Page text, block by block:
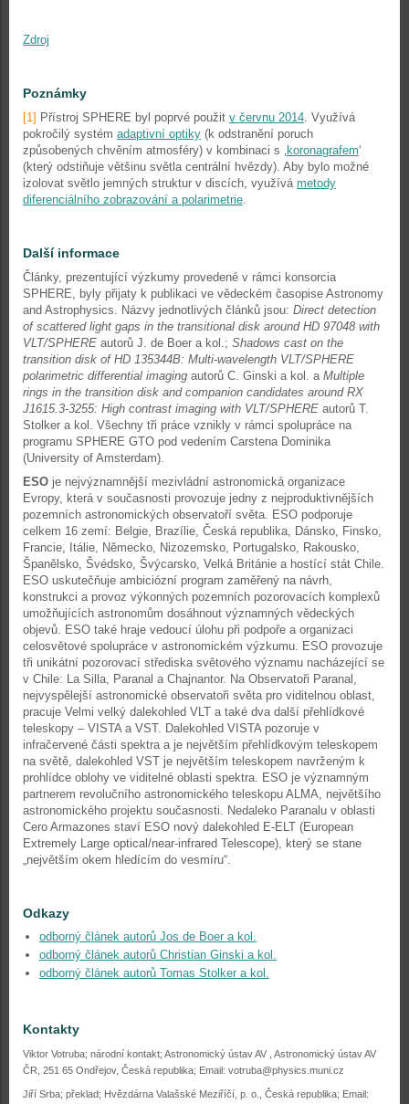
Zdroj
Poznámky
[1] Přístroj SPHERE byl poprvé použit v červnu 2014. Využívá
pokročilý systém adaptivní optiky (k odstranění poruch
způsobených chvěním atmosféry) v kombinaci s ‚ koronagrafem‘
(který odstiňuje většinu světla centrální hvězdy). Aby bylo možné
izolovat světlo jemných struktur v discích, využívá metody
diferenciálního zobrazování a polarimetrie.
Další informace
Články, prezentující výzkumy provedené v rámci konsorcia
SPHERE, byly přijaty k publikaci ve vědeckém časopise Astronomy
and Astrophysics. Názvy jednotlivých článků jsou: Direct detection
of scattered light gaps in the transitional disk around HD 97048 with
VLT/SPHERE autorů J. de Boer a kol.; Shadows cast on the
transition disk of HD 135344B: Multi-wavelength VLT/SPHERE
polarimetric differential imaging autorů C. Ginski a kol. a Multiple
rings in the transition disk and companion candidates around RX
J1615.3-3255: High contrast imaging with VLT/SPHERE autorů T.
Stolker a kol. Všechny tři práce vznikly v rámci spolupráce na
programu SPHERE GTO pod vedením Carstena Dominika
(University of Amsterdam).
ESO je nejvýznamnější mezivládní astronomická organizace
Evropy, která v současnosti provozuje jedny z nejproduktivnějších
pozemních astronomických observatoří světa. ESO podporuje
celkem 16 zemí: Belgie, Brazílie, Česká republika, Dánsko, Finsko,
Francie, Itálie, Německo, Nizozemsko, Portugalsko, Rakousko,
Španělsko, Švédsko, Švýcarsko, Velká Británie a hostící stát Chile.
ESO uskutečňuje ambiciózní program zaměřený na návrh,
konstrukci a provoz výkonných pozemních pozorovacích komplexů
umožňujících astronomům dosáhnout významných vědeckých
objevů. ESO také hraje vedoucí úlohu při podpoře a organizaci
celosvětové spolupráce v astronomickém výzkumu. ESO provozuje
tři unikátní pozorovací střediska světového významu nacházející se
v Chile: La Silla, Paranal a Chajnantor. Na Observatoři Paranal,
nejvyspělejší astronomické observatoři světa pro viditelnou oblast,
pracuje Velmi velký dalekohled VLT a také dva další přehlídkové
teleskopy – VISTA a VST. Dalekohled VISTA pozoruje v
infračervené části spektra a je největším přehlídkovým teleskopem
na světě, dalekohled VST je největším teleskopem navrženým k
prohlídce oblohy ve viditelné oblasti spektra. ESO je významným
partnerem revolučního astronomického teleskopu ALMA, největšího
astronomického projektu současnosti. Nedaleko Paranalu v oblasti
Cero Armazones staví ESO nový dalekohled E-ELT (European
Extremely Large optical/near-infrared Telescope), který se stane
„největším okem hledícím do vesmíru“.
Odkazy
odborný článek autorů Jos de Boer a kol.
odborný článek autorů Christian Ginski a kol.
odborný článek autorů Tomas Stolker a kol.
Kontakty
Viktor Votruba; národní kontakt; Astronomický ústav AV , Astronomický ústav AV
ČR, 251 65 Ondřejov, Česká republika; Email: votruba@physics.muni.cz
Jiří Srba; překlad; Hvězdárna Valašské Meziříčí, p. o., Česká republika; Email: